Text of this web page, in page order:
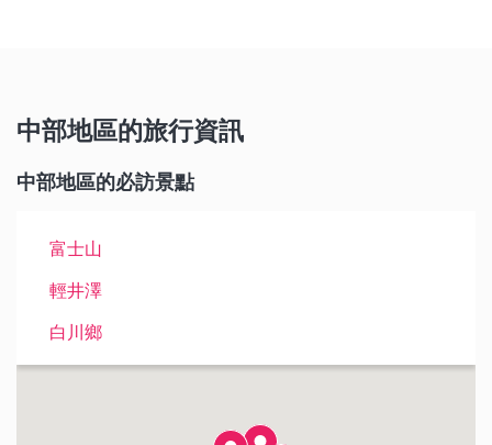
中部地區的旅行資訊
中部地區的必訪景點
富士山
輕井澤
白川鄉
立山黑部（雪之大谷）